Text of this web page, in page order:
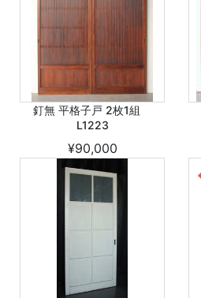
釘無 平格子戸 2枚1組
L1223
¥90,000